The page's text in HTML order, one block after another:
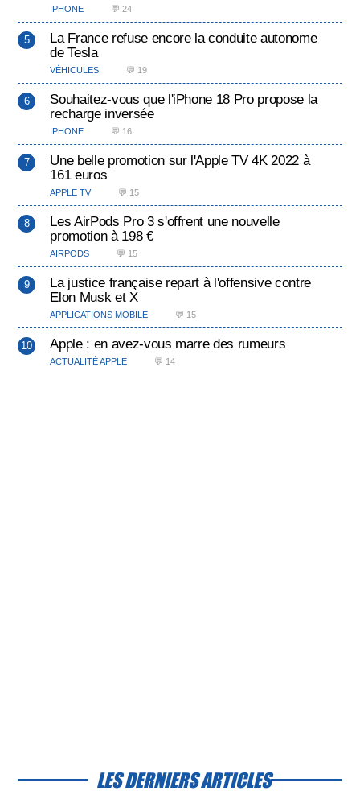
IPHONE 💬 24
La France refuse encore la conduite autonome
de Tesla
VÉHICULES 💬 19
Souhaitez-vous que l'iPhone 18 Pro propose la
recharge inversée
IPHONE 💬 16
Une belle promotion sur l'Apple TV 4K 2022 à
161 euros
APPLE TV 💬 15
Les AirPods Pro 3 s'offrent une nouvelle
promotion à 198 €
AIRPODS 💬 15
La justice française repart à l'offensive contre
Elon Musk et X
APPLICATIONS MOBILE 💬 15
Apple : en avez-vous marre des rumeurs
ACTUALITÉ APPLE 💬 14
LES DERNIERS ARTICLES